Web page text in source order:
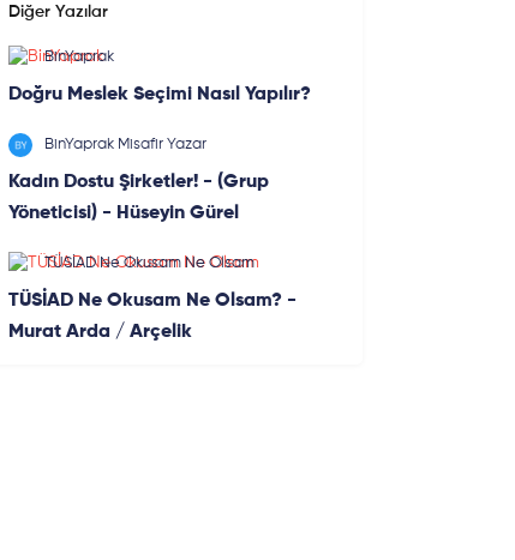
Diğer Yazılar
BinYaprak
Doğru Meslek Seçimi Nasıl Yapılır?
BinYaprak Misafir Yazar
Kadın Dostu Şirketler! - (Grup
Yöneticisi) - Hüseyin Gürel
TÜSİAD Ne Okusam Ne Olsam
TÜSİAD Ne Okusam Ne Olsam? -
Murat Arda / Arçelik